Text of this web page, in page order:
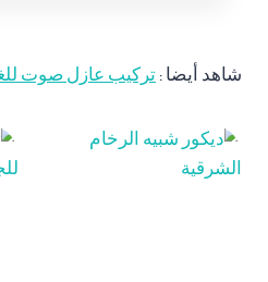
شاهد أيضا : تركيب عازل صوت